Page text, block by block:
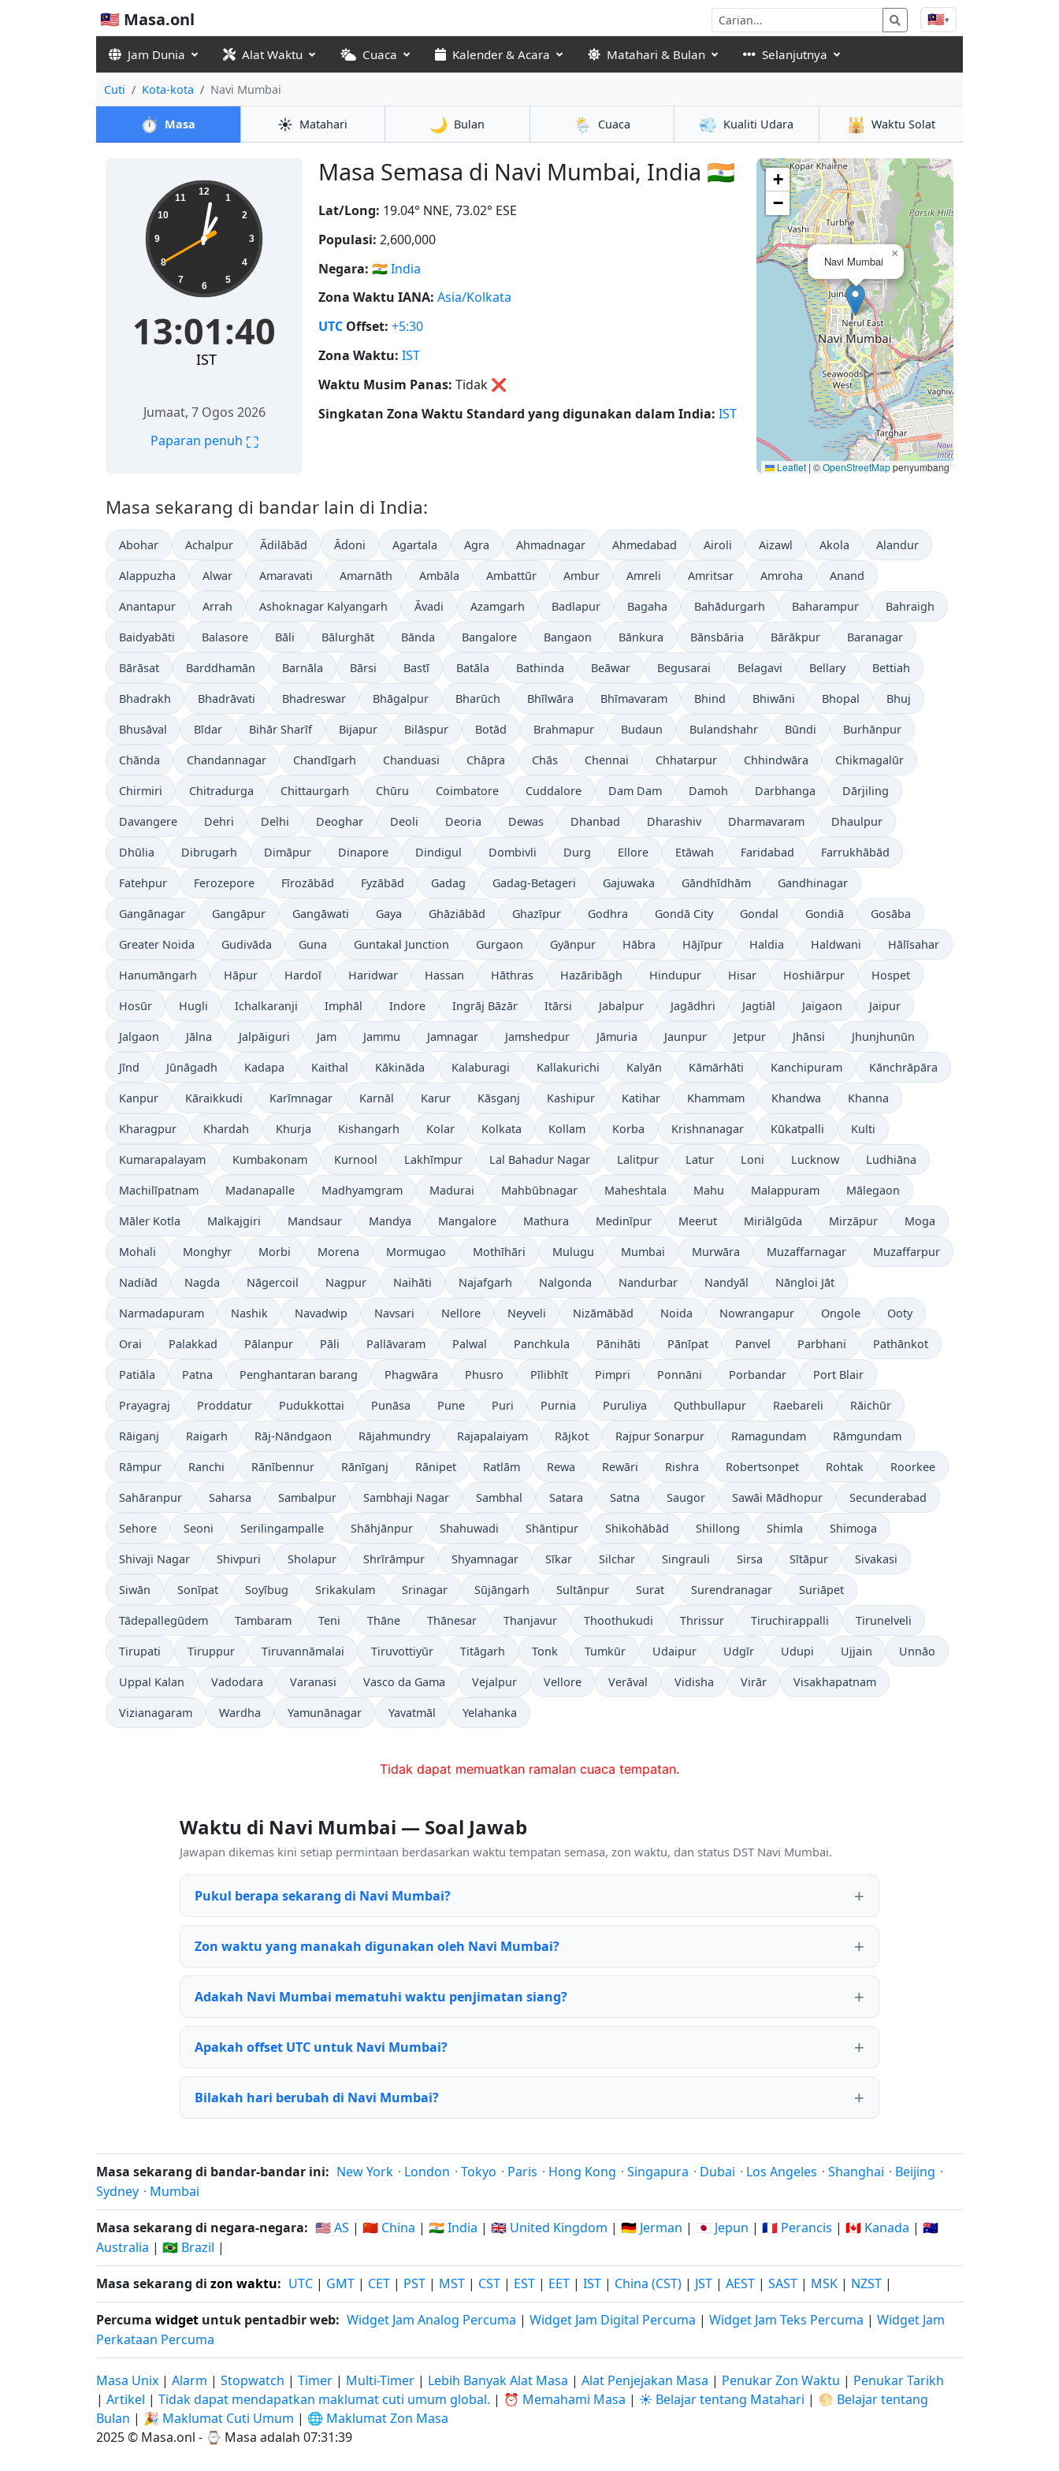
🇲🇾 Masa.onl 🇲🇾▾
Jam Dunia Alat Waktu Cuaca Kalender & Acara Matahari & Bulan Selanjutnya
Cuti Kota-kota Navi Mumbai
⏱️ Masa ☀️ Matahari 🌙 Bulan 🌦️ Cuaca 💨 Kualiti Udara 🕌 Waktu Solat
Masa Semasa di Navi Mumbai, India 🇮🇳
13:01:40 12
1
2
3
4
5
6
7
8
9
10
11
13:01:40
IST
Jumaat, 7 Ogos 2026
Paparan penuh ⛶
Lat/Long: 19.04° NNE, 73.02° ESE
Populasi: 2,600,000
Negara: 🇮🇳India
Zona Waktu IANA: Asia/Kolkata
UTC Offset: +5:30
Zona Waktu: IST
Waktu Musim Panas: Tidak ❌
Singkatan Zona Waktu Standard yang digunakan dalam India: IST
Navi Mumbai
×
+
−
Leaflet | ©OpenStreetMappenyumbang
Masa sekarang di bandar lain di India:
Abohar Achalpur Ādilābād Ādoni Agartala Agra Ahmadnagar Ahmedabad Airoli Aizawl Akola Alandur
Alappuzha Alwar Amaravati Amarnāth Ambāla Ambattūr Ambur Amreli Amritsar Amroha Anand
Anantapur Arrah Ashoknagar Kalyangarh Āvadi Azamgarh Badlapur Bagaha Bahādurgarh Baharampur Bahraigh
Baidyabāti Balasore Bāli Bālurghāt Bānda Bangalore Bangaon Bānkura Bānsbāria Bārākpur Baranagar
Bārāsat Barddhamān Barnāla Bārsi Bastī Batāla Bathinda Beāwar Begusarai Belagavi Bellary Bettiah
Bhadrakh Bhadrāvati Bhadreswar Bhāgalpur Bharūch Bhīlwāra Bhīmavaram Bhind Bhiwāni Bhopal Bhuj
Bhusāval Bīdar Bihār Sharīf Bijapur Bilāspur Botād Brahmapur Budaun Bulandshahr Būndi Burhānpur
Chānda Chandannagar Chandīgarh Chanduasi Chāpra Chās Chennai Chhatarpur Chhindwāra Chikmagalūr
Chirmiri Chitradurga Chittaurgarh Chūru Coimbatore Cuddalore Dam Dam Damoh Darbhanga Dārjiling
Davangere Dehri Delhi Deoghar Deoli Deoria Dewas Dhanbad Dharashiv Dharmavaram Dhaulpur
Dhūlia Dibrugarh Dimāpur Dinapore Dindigul Dombivli Durg Ellore Etāwah Faridabad Farrukhābād
Fatehpur Ferozepore Fīrozābād Fyzābād Gadag Gadag-Betageri Gajuwaka Gāndhīdhām Gandhinagar
Gangānagar Gangāpur Gangāwati Gaya Ghāziābād Ghazīpur Godhra Gondā City Gondal Gondiā Gosāba
Greater Noida Gudivāda Guna Guntakal Junction Gurgaon Gyānpur Hābra Hājīpur Haldia Haldwani Hālīsahar
Hanumāngarh Hāpur Hardoī Haridwar Hassan Hāthras Hazāribāgh Hindupur Hisar Hoshiārpur Hospet
Hosūr Hugli Ichalkaranji Imphāl Indore Ingrāj Bāzār Itārsi Jabalpur Jagādhri Jagtiāl Jaigaon Jaipur
Jalgaon Jālna Jalpāiguri Jam Jammu Jamnagar Jamshedpur Jāmuria Jaunpur Jetpur Jhānsi Jhunjhunūn
Jīnd Jūnāgadh Kadapa Kaithal Kākināda Kalaburagi Kallakurichi Kalyān Kāmārhāti Kanchipuram Kānchrāpāra
Kanpur Kāraikkudi Karīmnagar Karnāl Karur Kāsganj Kashipur Katihar Khammam Khandwa Khanna
Kharagpur Khardah Khurja Kishangarh Kolar Kolkata Kollam Korba Krishnanagar Kūkatpalli Kulti
Kumarapalayam Kumbakonam Kurnool Lakhīmpur Lal Bahadur Nagar Lalitpur Latur Loni Lucknow Ludhiāna
Machilīpatnam Madanapalle Madhyamgram Madurai Mahbūbnagar Maheshtala Mahu Malappuram Mālegaon
Māler Kotla Malkajgiri Mandsaur Mandya Mangalore Mathura Medinīpur Meerut Miriālgūda Mirzāpur Moga
Mohali Monghyr Morbi Morena Mormugao Mothīhāri Mulugu Mumbai Murwāra Muzaffarnagar Muzaffarpur
Nadiād Nagda Nāgercoil Nagpur Naihāti Najafgarh Nalgonda Nandurbar Nandyāl Nāngloi Jāt
Narmadapuram Nashik Navadwip Navsari Nellore Neyveli Nizāmābād Noida Nowrangapur Ongole Ooty
Orai Palakkad Pālanpur Pāli Pallāvaram Palwal Panchkula Pānihāti Pānīpat Panvel Parbhani Pathānkot
Patiāla Patna Penghantaran barang Phagwāra Phusro Pīlibhīt Pimpri Ponnāni Porbandar Port Blair
Prayagraj Proddatur Pudukkottai Punāsa Pune Puri Purnia Puruliya Quthbullapur Raebareli Rāichūr
Rāiganj Raigarh Rāj-Nāndgaon Rājahmundry Rajapalaiyam Rājkot Rajpur Sonarpur Ramagundam Rāmgundam
Rāmpur Ranchi Rānībennur Rānīganj Rānipet Ratlām Rewa Rewāri Rishra Robertsonpet Rohtak Roorkee
Sahāranpur Saharsa Sambalpur Sambhaji Nagar Sambhal Satara Satna Saugor Sawāi Mādhopur Secunderabad
Sehore Seoni Serilingampalle Shāhjānpur Shahuwadi Shāntipur Shikohābād Shillong Shimla Shimoga
Shivaji Nagar Shivpuri Sholapur Shrīrāmpur Shyamnagar Sīkar Silchar Singrauli Sirsa Sītāpur Sivakasi
Siwān Sonīpat Soyībug Srikakulam Srinagar Sūjāngarh Sultānpur Surat Surendranagar Suriāpet
Tādepallegūdem Tambaram Teni Thāne Thānesar Thanjavur Thoothukudi Thrissur Tiruchirappalli Tirunelveli
Tirupati Tiruppur Tiruvannāmalai Tiruvottiyūr Titāgarh Tonk Tumkūr Udaipur Udgīr Udupi Ujjain Unnāo
Uppal Kalan Vadodara Varanasi Vasco da Gama Vejalpur Vellore Verāval Vidisha Virār Visakhapatnam
Vizianagaram Wardha Yamunānagar Yavatmāl Yelahanka
Tidak dapat memuatkan ramalan cuaca tempatan.
Waktu di Navi Mumbai — Soal Jawab
Jawapan dikemas kini setiap permintaan berdasarkan waktu tempatan semasa, zon waktu, dan status DST Navi Mumbai.
Pukul berapa sekarang di Navi Mumbai?
Zon waktu yang manakah digunakan oleh Navi Mumbai?
Adakah Navi Mumbai mematuhi waktu penjimatan siang?
Apakah offset UTC untuk Navi Mumbai?
Bilakah hari berubah di Navi Mumbai?
Masa sekarang di bandar-bandar ini: New York · London · Tokyo · Paris · Hong Kong · Singapura · Dubai · Los Angeles · Shanghai · Beijing ·
Sydney · Mumbai
Masa sekarang di negara-negara: 🇺🇸 AS | 🇨🇳 China | 🇮🇳 India | 🇬🇧 United Kingdom | 🇩🇪 Jerman | 🇯🇵 Jepun | 🇫🇷 Perancis | 🇨🇦 Kanada | 🇦🇺
Australia | 🇧🇷 Brazil |
Masa sekarang di zon waktu: UTC | GMT | CET | PST | MST | CST | EST | EET | IST | China (CST) | JST | AEST | SAST | MSK | NZST |
Percuma widget untuk pentadbir web: Widget Jam Analog Percuma | Widget Jam Digital Percuma | Widget Jam Teks Percuma | Widget Jam
Perkataan Percuma
Masa Unix | Alarm | Stopwatch | Timer | Multi-Timer | Lebih Banyak Alat Masa | Alat Penjejakan Masa | Penukar Zon Waktu | Penukar Tarikh
| Artikel | Tidak dapat mendapatkan maklumat cuti umum global. | ⏰ Memahami Masa | ☀️ Belajar tentang Matahari | 🌕 Belajar tentang
Bulan | 🎉 Maklumat Cuti Umum | 🌐 Maklumat Zon Masa
2025 © Masa.onl - ⌚ Masa adalah 07:31:40